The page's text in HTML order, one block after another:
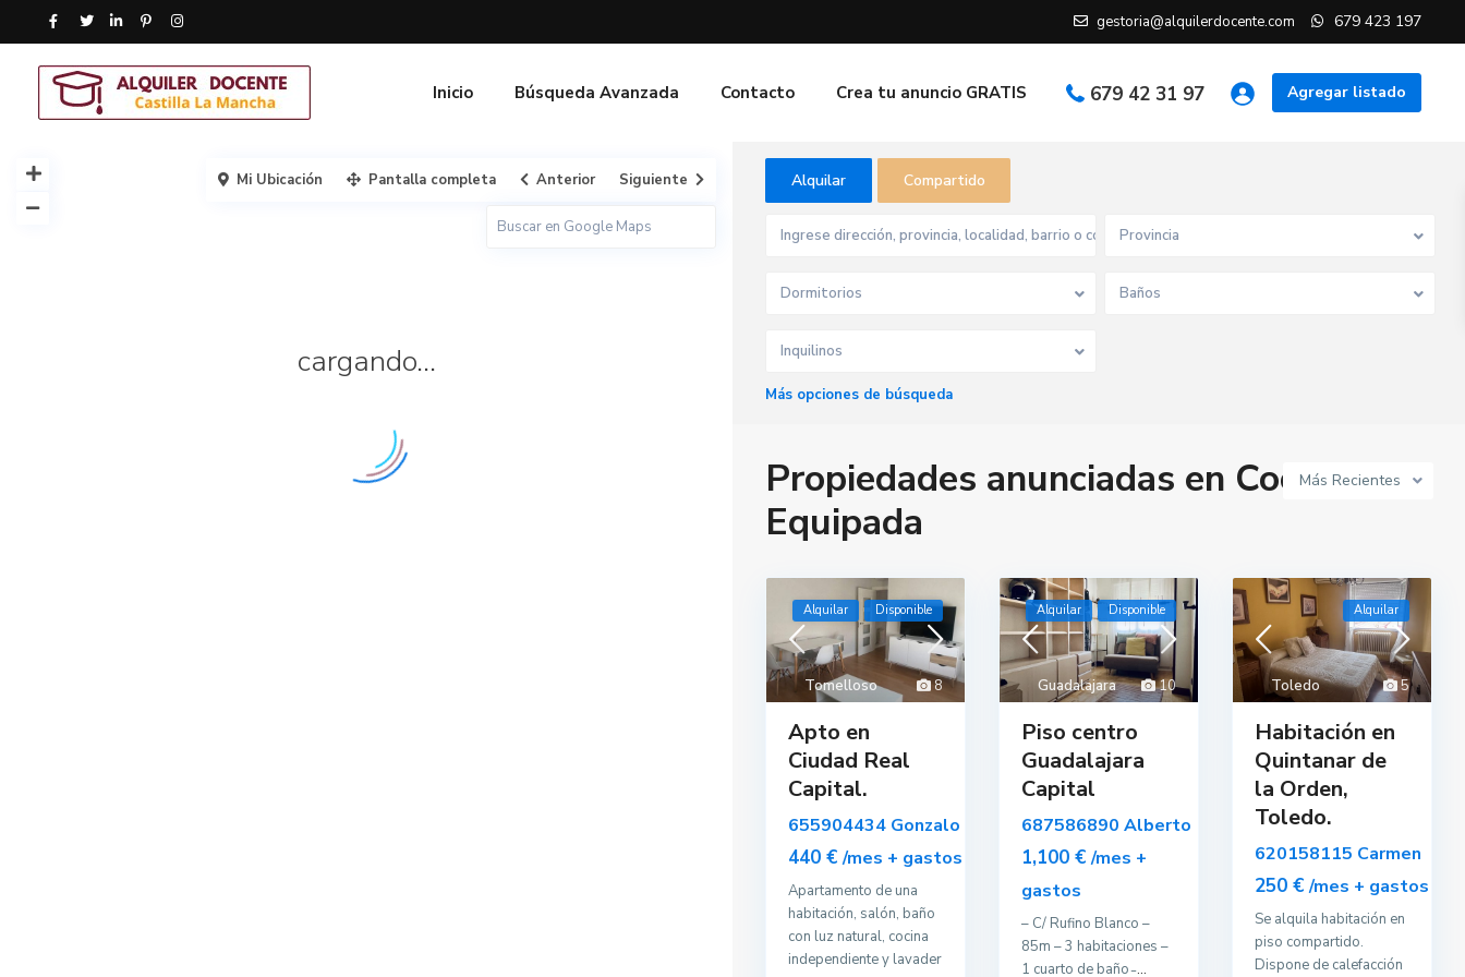
gestoria@alquilerdocente.com 679 423 197
Agregar listado
679 42 31 97
Inicio Búsqueda Avanzada Contacto Crea tu anuncio GRATIS
cargando...
Mi Ubicación Pantalla completa Anterior Siguiente Alquilar Compartido
Provincia
Dormitorios Baños
Inquilinos
Más opciones de búsqueda
Más Recientes
Propiedades anunciadas en Cocina
Equipada
8
Tomelloso
Alquilar Disponible
Apto en
Ciudad Real
Capital.
655904434 Gonzalo
440 €/mes + gastos
Apartamento de una
habitación, salón, baño
con luz natural, cocina
independiente y lavader
10
Guadalajara
Alquilar Disponible
Piso centro
Guadalajara
Capital
687586890 Alberto
1,100 €/mes +
gastos
– C/ Rufino Blanco –
85m – 3 habitaciones –
1 cuarto de baño ̵...
5
Toledo
Alquilar
Habitación en
Quintanar de
la Orden,
Toledo.
620158115 Carmen
250 €/mes + gastos
Se alquila habitación en
piso compartido.
Dispone de calefacción